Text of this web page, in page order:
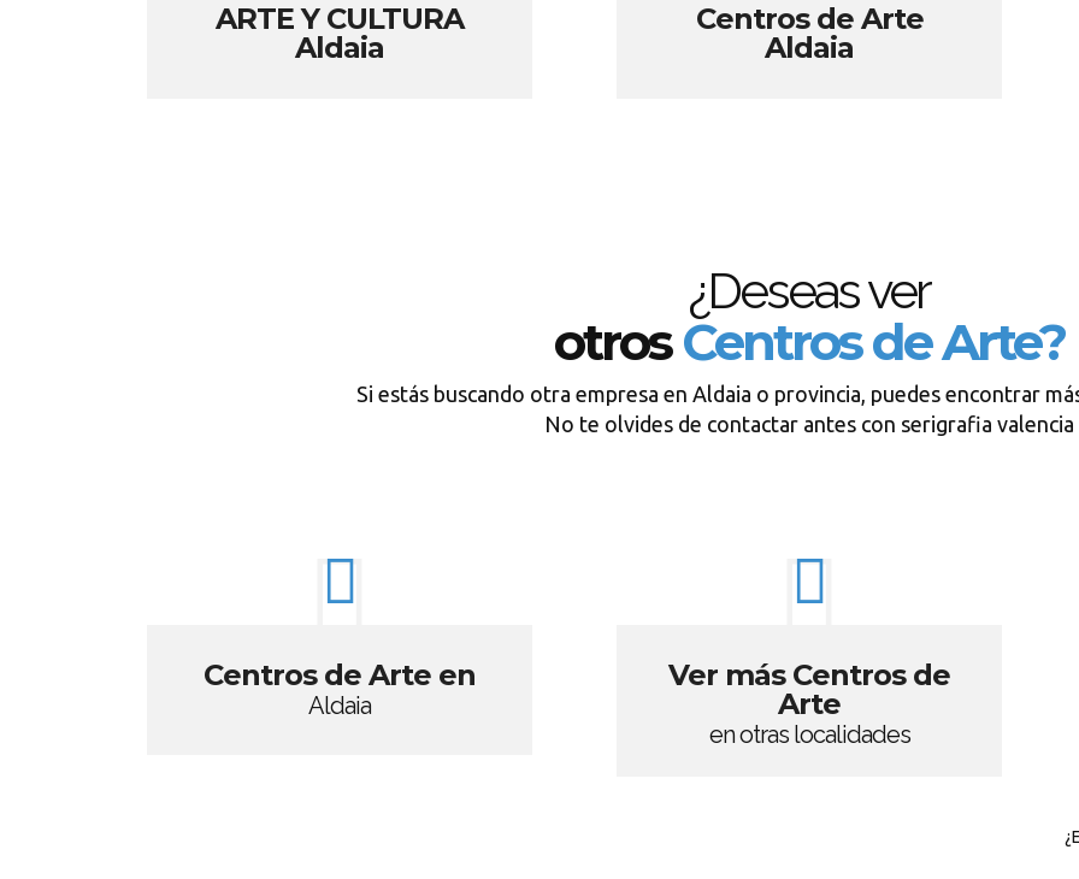
ARTE Y CULTURA
Aldaia
Centros de Arte
Aldaia
¿Deseas ver
otrosCentros de Arte?
Si estás buscando otra empresa en Aldaia o provincia, puedes encontrar
No te olvides de contactar antes con serigrafia valencia
Centros de Arte en
Aldaia
Ver más Centros de
Arte
en otras localidades